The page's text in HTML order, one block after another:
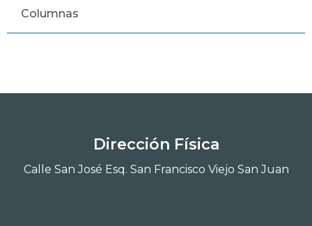
Columnas
Dirección Física
Calle San José Esq. San Francisco Viejo San Juan